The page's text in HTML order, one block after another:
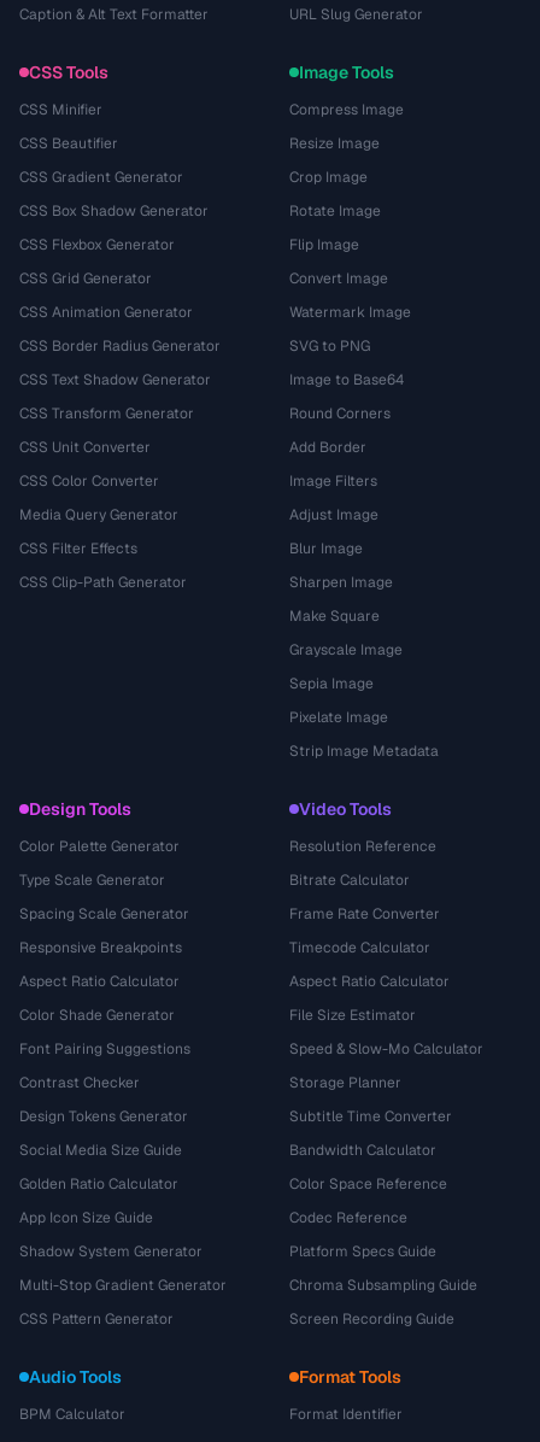
Caption & Alt Text Formatter URL Slug Generator
CSS Tools
CSS Minifier
CSS Beautifier
CSS Gradient Generator
CSS Box Shadow Generator
CSS Flexbox Generator
CSS Grid Generator
CSS Animation Generator
CSS Border Radius Generator
CSS Text Shadow Generator
CSS Transform Generator
CSS Unit Converter
CSS Color Converter
Media Query Generator
CSS Filter Effects
CSS Clip-Path Generator
Image Tools
Compress Image
Resize Image
Crop Image
Rotate Image
Flip Image
Convert Image
Watermark Image
SVG to PNG
Image to Base64
Round Corners
Add Border
Image Filters
Adjust Image
Blur Image
Sharpen Image
Make Square
Grayscale Image
Sepia Image
Pixelate Image
Strip Image Metadata
Design Tools
Color Palette Generator
Type Scale Generator
Spacing Scale Generator
Responsive Breakpoints
Aspect Ratio Calculator
Color Shade Generator
Font Pairing Suggestions
Contrast Checker
Design Tokens Generator
Social Media Size Guide
Golden Ratio Calculator
App Icon Size Guide
Shadow System Generator
Multi-Stop Gradient Generator
CSS Pattern Generator
Video Tools
Resolution Reference
Bitrate Calculator
Frame Rate Converter
Timecode Calculator
Aspect Ratio Calculator
File Size Estimator
Speed & Slow-Mo Calculator
Storage Planner
Subtitle Time Converter
Bandwidth Calculator
Color Space Reference
Codec Reference
Platform Specs Guide
Chroma Subsampling Guide
Screen Recording Guide
Audio Tools
BPM Calculator
Format Tools
Format Identifier